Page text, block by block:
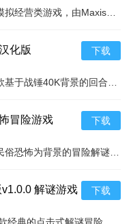
化版 下载
冒险游戏 下载
解谜游戏 下载